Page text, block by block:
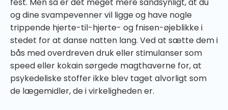
fest. Men så er det meget mere sandsynligt, at du
og dine svampevenner vil ligge og have nogle
trippende hjerte-til-hjerte- og fnisen-øjeblikke i
stedet for at danse natten lang. Ved at sætte dem i
bås med overdreven druk eller stimulanser som
speed eller kokain sørgede magthaverne for, at
psykedeliske stoffer ikke blev taget alvorligt som
de lægemidler, de i virkeligheden er.